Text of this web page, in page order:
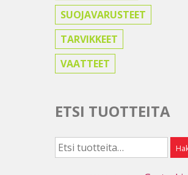
SUOJAVARUSTEET
TARVIKKEET
VAATTEET
ETSI TUOTTEITA
Etsi: